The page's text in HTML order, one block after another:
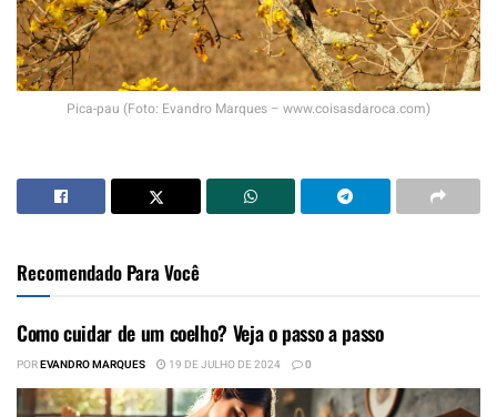
Pica-pau (Foto: Evandro Marques – www.coisasdaroca.com)
Recomendado Para Você
Como cuidar de um coelho? Veja o passo a passo
POREVANDRO MARQUES 19 DE JULHO DE 2024 0